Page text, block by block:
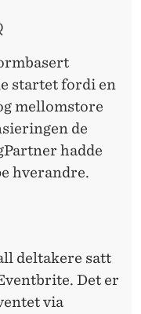
startet fordi en
mellomstore
de
hadde
hverandre.
deltakere satt
Det er
via